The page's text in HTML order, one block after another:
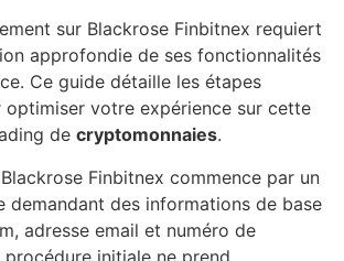
sur Blackrose Finbitnex requiert
approfondie de ses fonctionnalités
Ce guide détaille les étapes
optimiser votre expérience sur cette
de cryptomonnaies.
Finbitnex commence par un
demandant des informations de base
adresse email et numéro de
initiale ne prend